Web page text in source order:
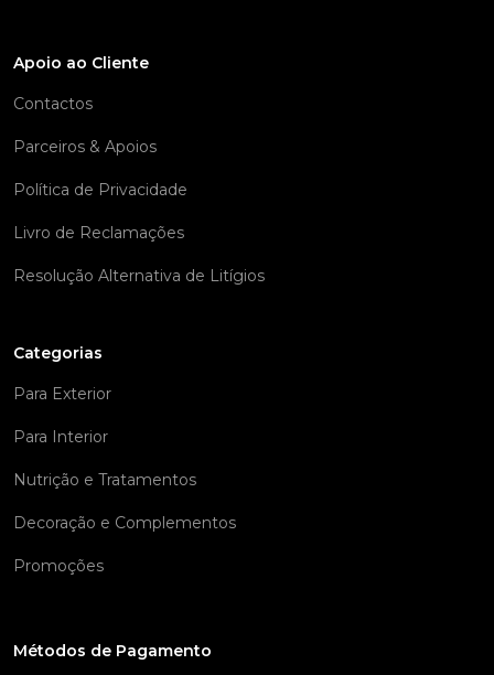
Apoio ao Cliente
Contactos
Parceiros & Apoios
Política de Privacidade
Livro de Reclamações
Resolução Alternativa de Litígios
Categorias
Para Exterior
Para Interior
Nutrição e Tratamentos
Decoração e Complementos
Promoções
Métodos de Pagamento